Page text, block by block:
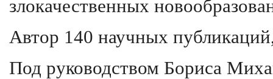
злокачественных
Автор 140 научных
Под руководством Бориса